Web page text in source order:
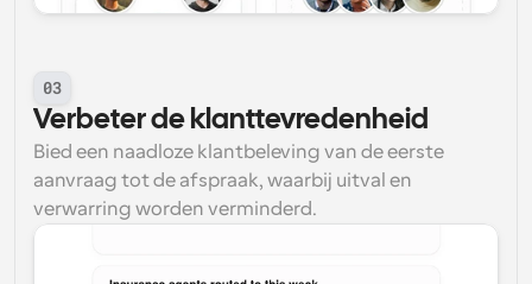
03
Verbeter de klanttevredenheid
Bied een naadloze klantbeleving van de eerste
aanvraag tot de afspraak, waarbij uitval en
verwarring worden verminderd.